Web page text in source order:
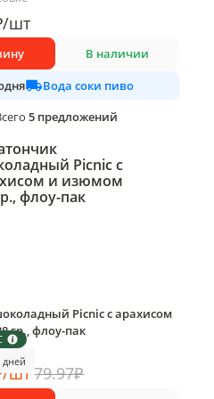
/шт
В наличии
Вода соки пиво
5 предложений
дней
Picnic с арахисом
гр., флоу-пак
/шт 79.97₽